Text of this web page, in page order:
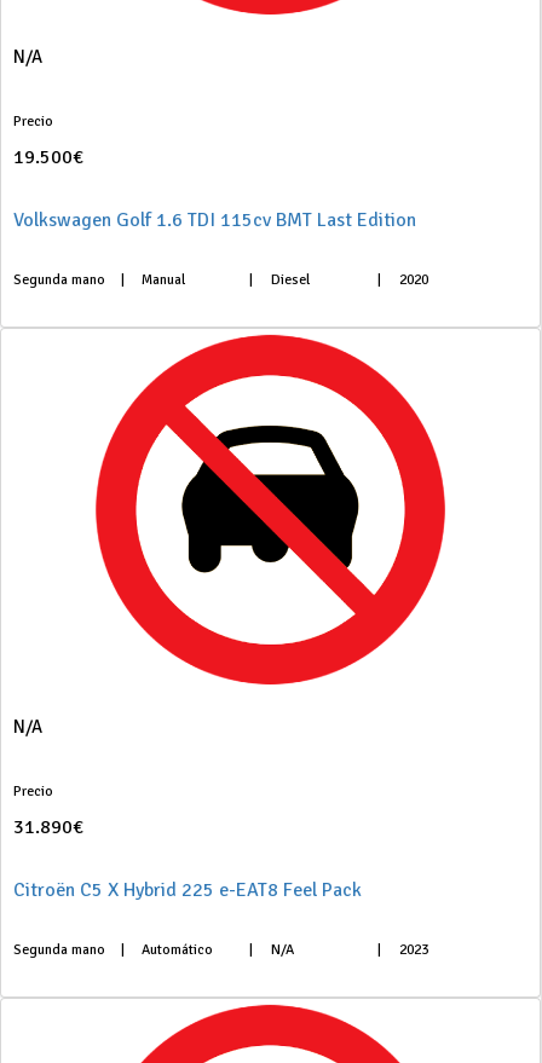
N/A
Precio
19.500€
Volkswagen Golf 1.6 TDI 115cv BMT Last Edition
Segunda mano Manual Diesel 2020
N/A
Precio
31.890€
Citroën C5 X Hybrid 225 e-EAT8 Feel Pack
Segunda mano Automático N/A 2023